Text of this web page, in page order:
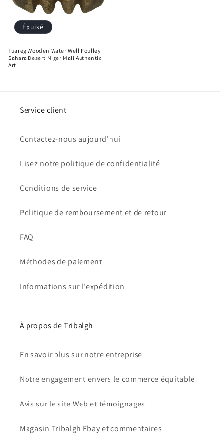
Épuisé
Tuareg Wooden Water Well Poulley
Sahara Desert Niger Mali Authentic
Art
Service client
Contactez-nous aujourd'hui
Lisez notre politique de confidentialité
Conditions de service
Politique de remboursement et de retour
FAQ
Méthodes de paiement
Informations sur l'expédition
À propos de Tribalgh
En savoir plus sur notre entreprise
Notre engagement envers le commerce équitable
Avis sur le site Web et témoignages
Magasin Tribalgh Ebay et commentaires